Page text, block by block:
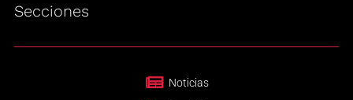
Secciones
Noticias